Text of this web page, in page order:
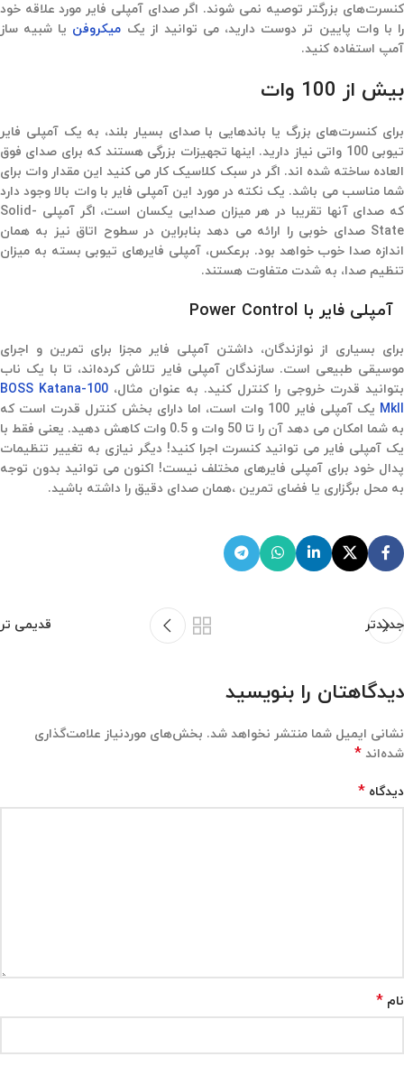
کنسرت‌های بزرگتر توصیه نمی شوند. اگر صدای آمپلی فایر مورد علاقه خود
را با وات پایین تر دوست دارید، می توانید از یک میکروفن یا شبیه ساز
آمپ استفاده کنید.
بیش از 100 وات
برای کنسرت‌های بزرگ یا باندهایی با صدای بسیار بلند، به یک آمپلی فایر
تیوبی 100 واتی نیاز دارید. اینها تجهیزات بزرگی هستند که برای صدای فوق
العاده ساخته شده اند. اگر در سبک کلاسیک کار می کنید این مقدار وات برای
شما مناسب می باشد. یک نکته در مورد این آمپلی فایر با وات بالا وجود دارد
که صدای آنها تقریبا در هر میزان صدایی یکسان است، اگر آمپلی Solid-
State صدای خوبی را ارائه می دهد بنابراین در سطوح اتاق نیز به همان
اندازه صدا خوب خواهد بود. برعکس، آمپلی فایرهای تیوبی بسته به میزان
تنظیم صدا، به شدت متفاوت هستند.
آمپلی فایر با Power Control
برای بسیاری از نوازندگان، داشتن آمپلی فایر مجزا برای تمرین و اجرای
موسیقی طبیعی است. سازندگان آمپلی فایر تلاش کرده‌اند، تا با یک ناب
بتوانید قدرت خروجی را کنترل کنید. به عنوان مثال، BOSS Katana-100
MkII
یک آمپلی فایر 100 وات است، اما دارای بخش کنترل قدرت است که
به شما امکان می دهد آن را تا 50 وات و 0.5 وات کاهش دهید. یعنی فقط با
یک آمپلی فایر می توانید کنسرت اجرا کنید! دیگر نیازی به تغییر تنظیمات
پدال خود برای آمپلی فایرهای مختلف نیست! اکنون می توانید بدون توجه
به محل برگزاری یا فضای تمرین ،همان صدای دقیق را داشته باشید.
جدیدتر قدیمی تر
دیدگاهتان را بنویسید
نشانی ایمیل شما منتشر نخواهد شد. بخش‌های موردنیاز علامت‌گذاری
شده‌اند *
دیدگاه *
نام *